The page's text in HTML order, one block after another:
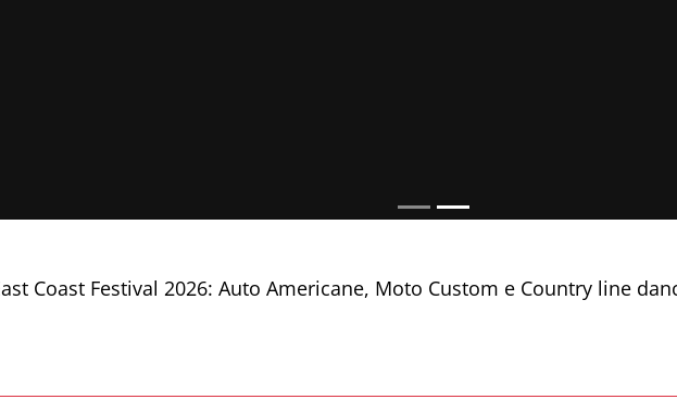
Coast Festival 2026: Auto Americane, Moto Custom e Country line